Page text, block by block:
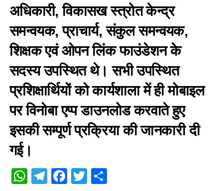
अधिकारी, विकासख स्त्रोत केन्द्र
समन्वयक, प्राचार्य, संकुल समन्वयक,
शिक्षक एवं ओपन लिंक फाउंडेशन के
सदस्य उपस्थित थे। सभी उपस्थित
प्रशिक्षार्थियों को कार्यशाला में ही मोबाइल
पर विनोबा एप्प डाउनलोड करवाते हुए
इसकी सम्पूर्ण प्रक्रिया की जानकारी दी
गई।
WhatsApp
Telegram
Facebook
Twitter
Share